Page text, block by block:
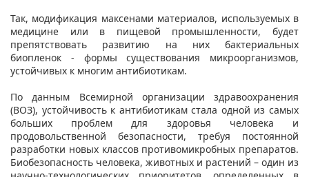
Так, модификация максенами материалов, используемых в
медицине или в пищевой промышленности, будет
препятствовать развитию на них бактериальных
биопленок - формы существования микроорганизмов,
устойчивых к многим антибиотикам.
По данным Всемирной организации здравоохранения
(ВОЗ), устойчивость к антибиотикам стала одной из самых
больших проблем для здоровья человека и
продовольственной безопасности, требуя постоянной
разработки новых классов противомикробных препаратов.
Биобезопасность человека, животных и растений – один из